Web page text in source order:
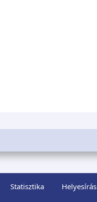
Statisztika Helyesírás